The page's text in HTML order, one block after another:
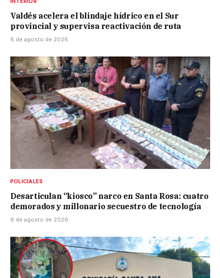
Valdés acelera el blindaje hídrico en el Sur
provincial y supervisa reactivación de ruta
6 de agosto de 2026
POLICIALES
Desarticulan “kiosco” narco en Santa Rosa: cuatro
demorados y millonario secuestro de tecnología
6 de agosto de 2026